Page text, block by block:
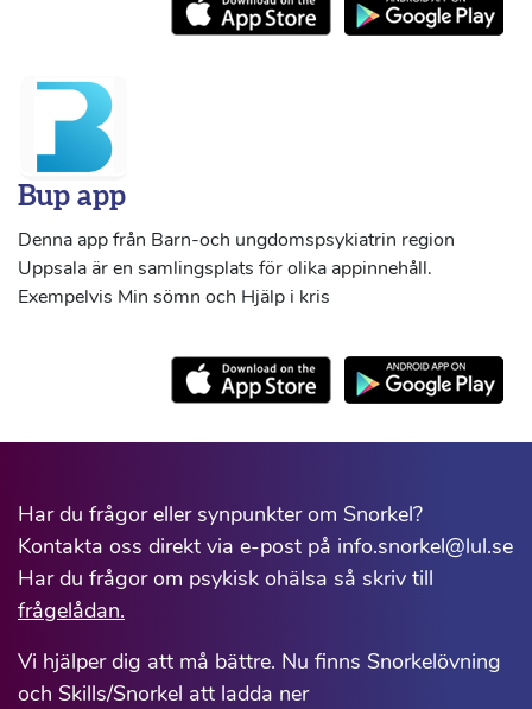
Bup app
Denna app från Barn-och ungdomspsykiatrin region
Uppsala är en samlingsplats för olika appinnehåll.
Exempelvis Min sömn och Hjälp i kris
Har du frågor eller synpunkter om Snorkel?
Kontakta oss direkt via e-post på info.snorkel@lul.se
Har du frågor om psykisk ohälsa så skriv till
frågelådan.
Vi hjälper dig att må bättre. Nu finns Snorkelövning
och Skills/Snorkel att ladda ner